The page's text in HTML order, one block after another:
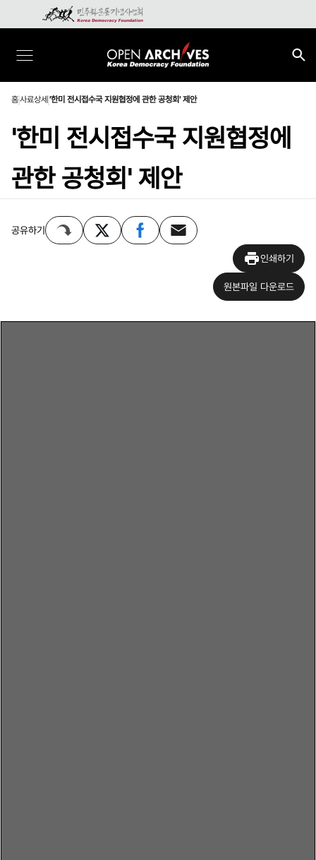
홈사료상세 '한미 전시접수국 지원협정에 관한 공청회' 제안
'한미 전시접수국 지원협정에
관한 공청회' 제안
공유하기
인쇄하기
원본파일 다운로드